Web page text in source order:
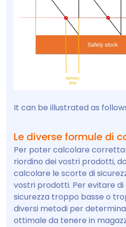
It can be illustrated as
Le diverse formule di
Per poter calcolare
riordino dei vostri prodotti,
calcolare le scorte di
vostri prodotti. Per evitare
sicurezza troppo basse o
diversi metodi per
ottimale da tenere in